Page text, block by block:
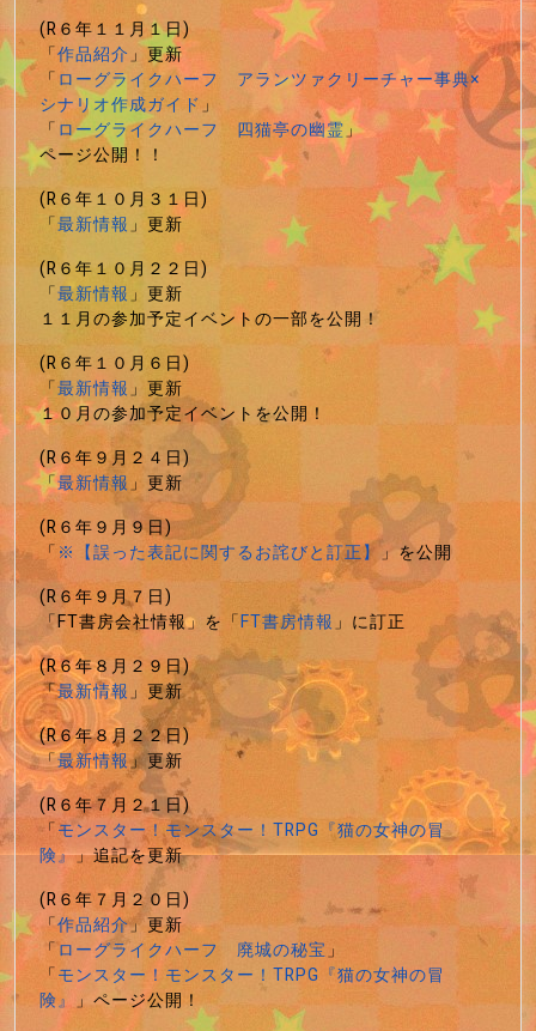
(R６年１１月１日)
「作品紹介」更新
「ローグライクハーフ アランツァクリーチャー事典×
シナリオ作成ガイド」
「ローグライクハーフ 四猫亭の幽霊」
ページ公開！！
(R６年１０月３１日)
「最新情報」更新
(R６年１０月２２日)
「最新情報」更新
１１月の参加予定イベントの一部を公開！
(R６年１０月６日)
「最新情報」更新
１０月の参加予定イベントを公開！
(R６年９月２４日)
「最新情報」更新
(R６年９月９日)
「※【誤った表記に関するお詫びと訂正】」を公開
(R６年９月７日)
「FT書房会社情報」を「FT書房情報」に訂正
(R６年８月２９日)
「最新情報」更新
(R６年８月２２日)
「最新情報」更新
(R６年７月２１日)
「モンスター！モンスター！TRPG『猫の女神の冒
険』」追記を更新
(R６年７月２０日)
「作品紹介」更新
「ローグライクハーフ 廃城の秘宝」
「モンスター！モンスター！TRPG『猫の女神の冒
険』 」ページ公開！